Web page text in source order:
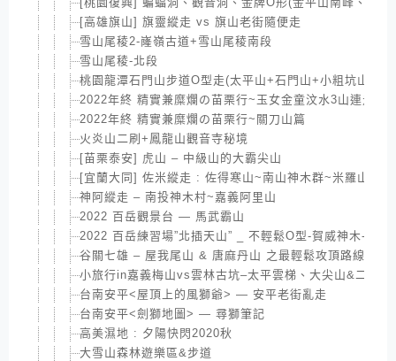
[高雄旗山] 旗靈縱走 vs 旗山老街隨便走
雪山尾稜2-嶐嶺古道+雪山尾稜南段
雪山尾稜-北段
桃園龍潭石門山步道O型走(太平山+石門山+小粗坑山)
2022年終 精實兼糜爛の苗栗行~玉女金童汶水3山連走
2022年終 精實兼糜爛の苗栗行~關刀山篇
火炎山二刷+鳳龍山觀音寺秘境
[苗栗泰安] 虎山 – 中級山的大霸尖山
[宜蘭大同] 佐米縱走 : 佐得寒山~南山神木群~米羅山
神阿縱走 – 南投神木村~嘉義阿里山
2022 百岳觀景台 — 馬武霸山
2022 百岳練習場”北插天山” _ 不輕鬆O型-賀威神木-多崖
谷關七雄 – 屋我尾山 & 唐麻丹山 之最輕鬆攻頂路線
小旅行in嘉義梅山vs雲林古坑–太平雲梯、大尖山&二尖山
台南安平<屋頂上的風獅爺> — 安平老街亂走
台南安平<劍獅地圖> — 尋獅筆記
高美濕地 : 夕陽快閃2020秋
大雪山森林遊樂區&步道